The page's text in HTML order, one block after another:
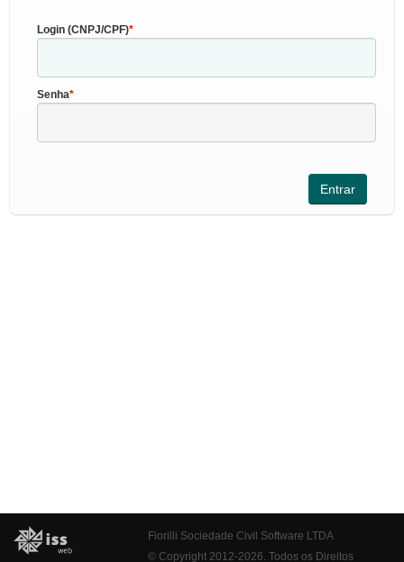
Login (CNPJ/CPF)
Senha
Fiorilli Sociedade Civil Software LTDA
© Copyright 2012-2026. Todos os Direitos